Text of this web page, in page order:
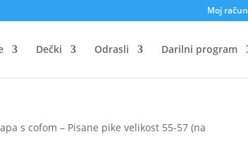
Moj račun
Dečki Odrasli Darilni program
s cofom – Pisane pike velikost 55-57 (na